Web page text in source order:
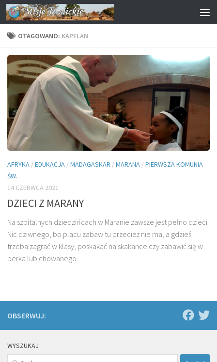
Przejdź do treści
OTAGOWANO: KAPELAN
AFRYKA /EDUKACJA /MADAGASKAR /MARANA /PIERWSZA KOMUNIA
ŚW.
14 CZERWCA 2021
DZIECI Z MARANY
Na szpitalnych dziedzińcach w Maranie zawsze jest pełno dzieci.
Nic dziwnego, bo placu zabaw tu przecież nie ma, a gdzieś
trzeba zagrać w klasy, poskakać na skakance czy zabawić się w
berka lub chowanego....
OBSERWUJ:
WYSZUKAJ
Szukaj: